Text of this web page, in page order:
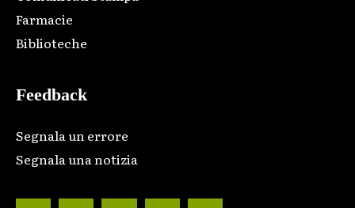
Farmacie
Biblioteche
Feedback
Segnala un errore
Segnala una notizia